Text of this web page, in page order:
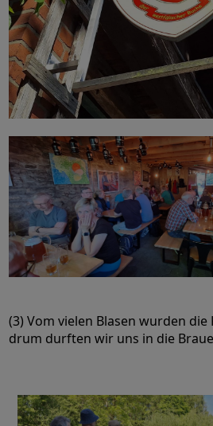
(3) Vom vielen Blasen wurden
drum durften wir uns in die